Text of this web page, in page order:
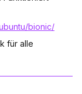
bionic/
für alle